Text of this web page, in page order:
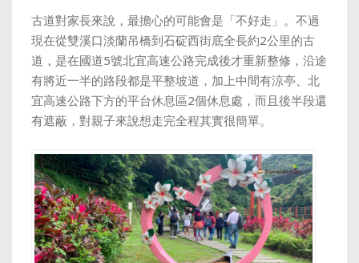
古道對家長來說，最擔心的可能會是「不好走」。不過
現在從雙溪口淡蘭吊橋到石碇西街底全長約2公里的古
道，是在國道5號北宜高速公路完成後才重新整修，沿途
有將近一半的路段都是平整坡道，加上中間有涼亭、北
宜高速公路下方的平台休息區2個休息處，而且後半段還
有遮蔽，對親子來說想走完全程其實很簡單。